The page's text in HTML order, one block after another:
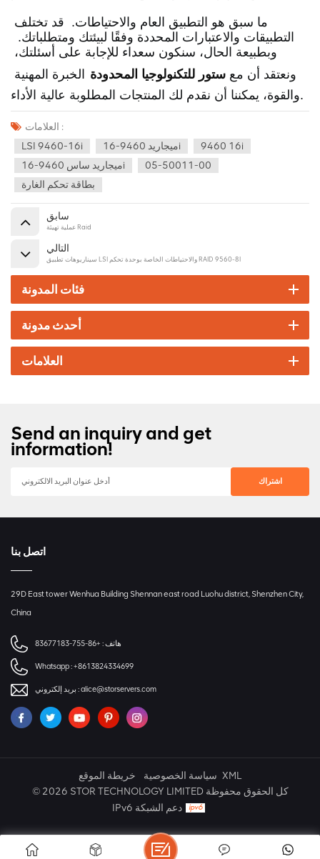
ما سبق هو التطبيق العام والاحتياطات.
التطبيقات والاعتبارات المحددة وفقًا لبيئتك ومتطلباتك.
ونعتقد أن مع ستور للتكنولوجيا المحدودة
والقوة، يمكننا أن نقدم لك المنتجات المطلوبة عالية الأداء.
العلامات :
LSI 9460-16i
ميجاريد 9460-16i
9460 16i
ميجاريد ساس 9460-16i
05-50011-00
بطاقة تحكم الغارة
سابق
عملية تهيئة Raid
التالي
سيناريوهات تطبيق LSI والاحتياطات الخاصة بوحدة تحكم RAID 9560-8I
فئات المدونة
أحدث مدونة
العلامات
Send an inquiry and get
information!
اتصل بنا
29D East tower Wenhua Building Shennan east road Luohu district, Shenzhen City,
China
هاتف : +86-755-83677183
Whatsapp :+8613824334699
بريد إلكتروني :alice@storservers.com
خريطة الموقع سياسة الخصوصية XML
© 2026 STOR TECHNOLOGY LIMITED كل الحقوق محفوظة
IPv6 دعم الشبكة